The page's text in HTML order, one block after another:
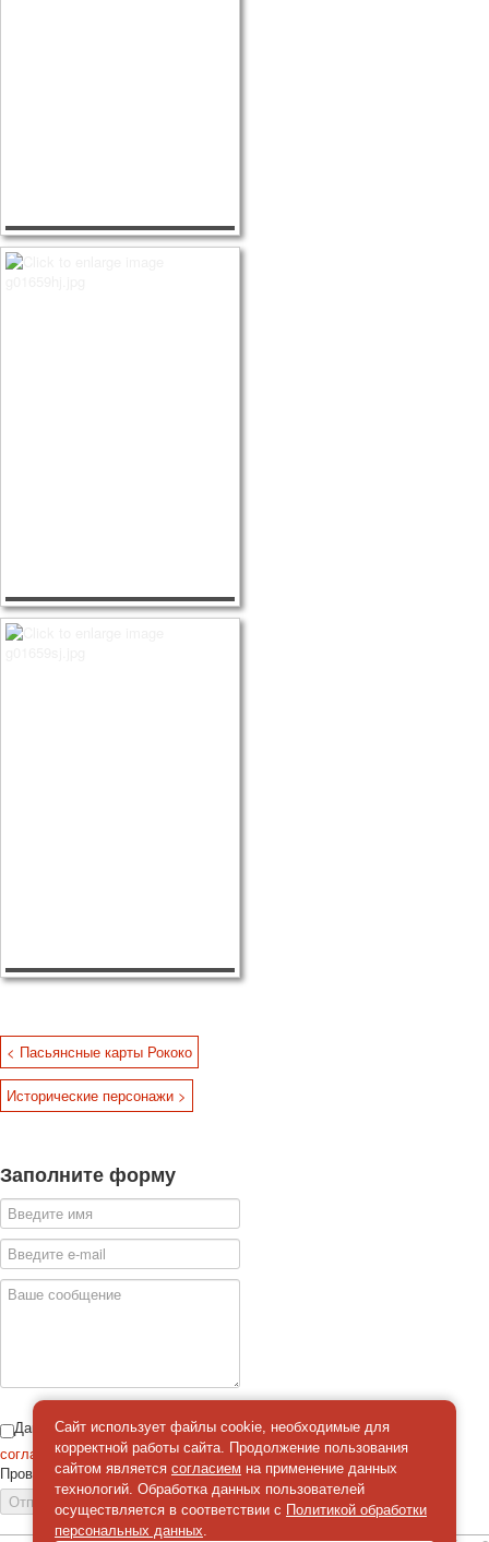
< Пасьянсные карты Рококо
Исторические персонажи >
Заполните форму
Даю
согласиена обработку персональных данных
Проверка*
Отправить сообщение
Сайт использует файлы cookie, необходимые для
корректной работы сайта. Продолжение пользования
сайтом является согласием на применение данных
технологий. Обработка данных пользователей
осуществляется в соответствии с Политикой обработки
персональных данных.